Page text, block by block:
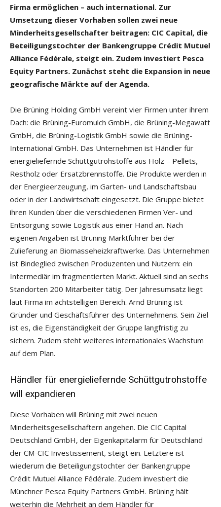
Firma ermöglichen – auch international. Zur
Umsetzung dieser Vorhaben sollen zwei neue
Minderheitsgesellschafter beitragen: CIC Capital, die
Beteiligungstochter der Bankengruppe Crédit Mutuel
Alliance Fédérale, steigt ein. Zudem investiert Pesca
Equity Partners. Zunächst steht die Expansion in neue
geografische Märkte auf der Agenda.
Die Brüning Holding GmbH vereint vier Firmen unter ihrem
Dach: die Brüning-Euromulch GmbH, die Brüning-Megawatt
GmbH, die Brüning-Logistik GmbH sowie die Brüning-
International GmbH. Das Unternehmen ist Händler für
energieliefernde Schüttgutrohstoffe aus Holz – Pellets,
Restholz oder Ersatzbrennstoffe. Die Produkte werden in
der Energieerzeugung, im Garten- und Landschaftsbau
oder in der Landwirtschaft eingesetzt. Die Gruppe bietet
ihren Kunden über die verschiedenen Firmen Ver- und
Entsorgung sowie Logistik aus einer Hand an. Nach
eigenen Angaben ist Brüning Marktführer bei der
Zulieferung an Biomasseheizkraftwerke. Das Unternehmen
ist Bindeglied zwischen Produzenten und Nutzern: ein
Intermediär im fragmentierten Markt. Aktuell sind an sechs
Standorten 200 Mitarbeiter tätig. Der Jahresumsatz liegt
laut Firma im achtstelligen Bereich. Arnd Brüning ist
Gründer und Geschäftsführer des Unternehmens. Sein Ziel
ist es, die Eigenständigkeit der Gruppe langfristig zu
sichern. Zudem steht weiteres internationales Wachstum
auf dem Plan.
Händler für energieliefernde Schüttgutrohstoffe
will expandieren
Diese Vorhaben will Brüning mit zwei neuen
Minderheitsgesellschaftern angehen. Die CIC Capital
Deutschland GmbH, der Eigenkapitalarm für Deutschland
der CM-CIC Investissement, steigt ein. Letztere ist
wiederum die Beteiligungstochter der Bankengruppe
Crédit Mutuel Alliance Fédérale. Zudem investiert die
Münchner Pesca Equity Partners GmbH. Brüning hält
weiterhin die Mehrheit an dem Händler für